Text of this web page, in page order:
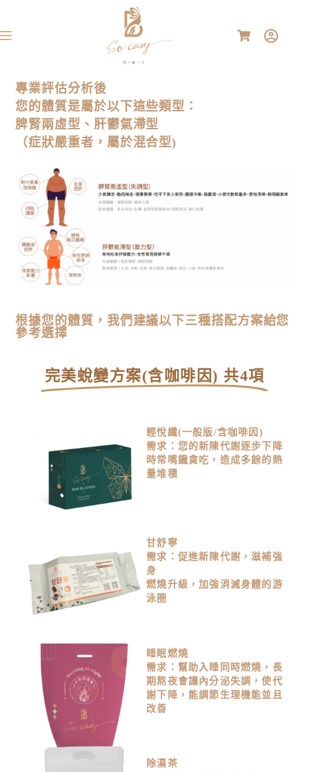
專業評估分析後
您的體質是屬於以下這些類型：
脾腎兩虛型、肝鬱氣滯型
（症狀嚴重者，屬於混合型)
根據您的體質，我們建議以下三種搭配方案給您
參考選擇
完美蛻變方案(含咖啡因) 共4項
輕悅纖(一般版/含咖啡因)
需求：您的新陳代謝逐步下降
時常嘴饞貪吃，造成多餘的熱
量堆積
甘舒寧
需求：促進新陳代謝，滋補強
身
燃燒升級，加強消滅身體的游
泳圈
睡眠燃燒
需求：幫助入睡同時燃燒，長
期熬夜會讓內分泌失調，使代
謝下降，能調節生理機能並且
改善
除濕茶